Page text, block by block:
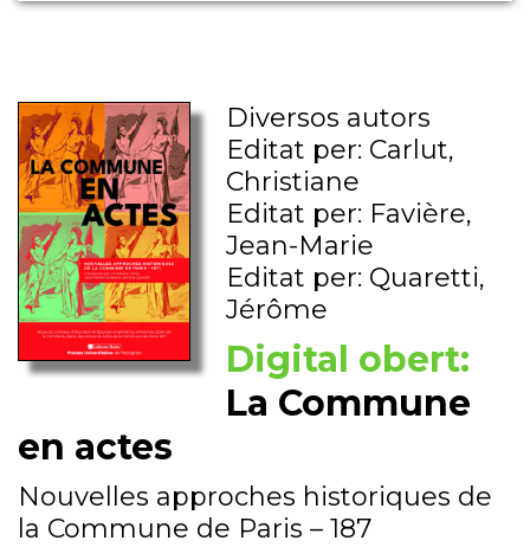
Diversos autors
Editat per: Carlut,
Christiane
Editat per: Favière,
Jean-Marie
Editat per: Quaretti,
Jérôme
Digital obert:
La Commune
en actes
Nouvelles approches historiques de
la Commune de Paris – 187